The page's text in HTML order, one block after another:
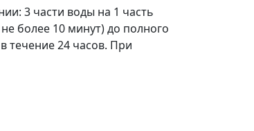
3 части воды на 1 часть
более 10 минут) до полного
течение 24 часов. При